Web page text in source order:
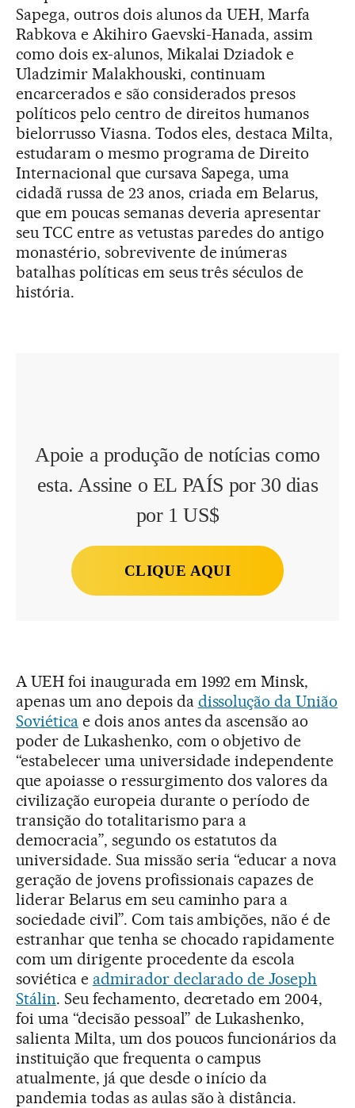
Sapega, outros dois alunos da UEH, Marfa
Rabkova e Akihiro Gaevski-Hanada, assim
como dois ex-alunos, Mikalai Dziadok e
Uladzimir Malakhouski, continuam
encarcerados e são considerados presos
políticos pelo centro de direitos humanos
bielorrusso Viasna. Todos eles, destaca Milta,
estudaram o mesmo programa de Direito
Internacional que cursava Sapega, uma
cidadã russa de 23 anos, criada em Belarus,
que em poucas semanas deveria apresentar
seu TCC entre as vetustas paredes do antigo
monastério, sobrevivente de inúmeras
batalhas políticas em seus três séculos de
história.
Apoie a produção de notícias como
esta. Assine o EL PAÍS por 30 dias
por 1 US$
CLIQUE AQUI
A UEH foi inaugurada em 1992 em Minsk,
apenas um ano depois da dissolução da União
Soviéticae dois anos antes da ascensão ao
poder de Lukashenko, com o objetivo de
“estabelecer uma universidade independente
que apoiasse o ressurgimento dos valores da
civilização europeia durante o período de
transição do totalitarismo para a
democracia”, segundo os estatutos da
universidade. Sua missão seria “educar a nova
geração de jovens profissionais capazes de
liderar Belarus em seu caminho para a
sociedade civil”. Com tais ambições, não é de
estranhar que tenha se chocado rapidamente
com um dirigente procedente da escola
soviética e admirador declarado de Joseph
Stálin. Seu fechamento, decretado em 2004,
foi uma “decisão pessoal” de Lukashenko,
salienta Milta, um dos poucos funcionários da
instituição que frequenta o campus
atualmente, já que desde o início da
pandemia todas as aulas são à distância.